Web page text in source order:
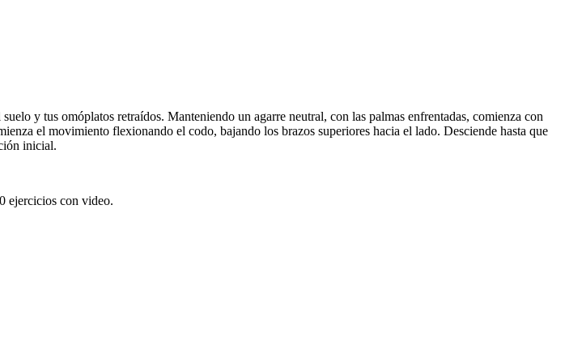
y tus omóplatos retraídos. Manteniendo un agarre neutral, con las palmas enfrentadas, comienza con
el movimiento flexionando el codo, bajando los brazos superiores hacia el lado. Desciende hasta que
inicial.
ejercicios con video.